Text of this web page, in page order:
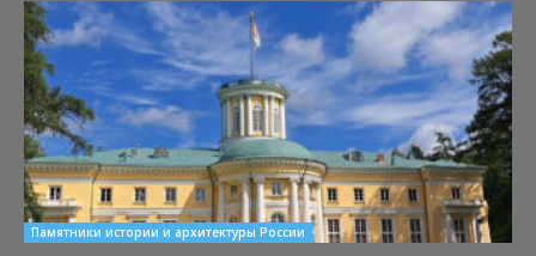
Памятники истории и архитектуры России